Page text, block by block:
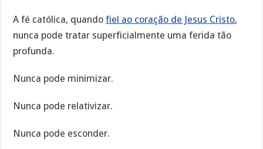
A fé católica, quandofiel ao coração de Jesus Cristo,
nunca pode tratar superficialmente uma ferida tão
profunda.
Nunca pode minimizar.
Nunca pode relativizar.
Nunca pode esconder.